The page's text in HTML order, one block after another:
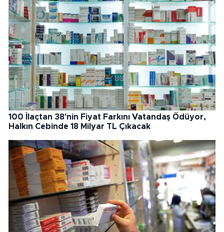
100 İlaçtan 38'nin Fiyat Farkını Vatandaş Ödüyor,
Halkın Cebinde 18 Milyar TL Çıkacak